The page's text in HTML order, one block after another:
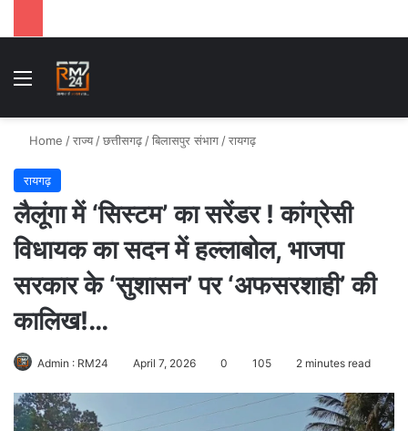
Menu
Home /राज्य /छत्तीसगढ़ /बिलासपुर संभाग /रायगढ़
रायगढ़
लैलूंगा में ‘सिस्टम’ का सरेंडर ! कांग्रेसी
विधायक का सदन में हल्लाबोल, भाजपा
सरकार के ‘सुशासन’ पर ‘अफसरशाही’ की
कालिख!…
Admin : RM24 April 7, 2026 0 105 2 minutes read